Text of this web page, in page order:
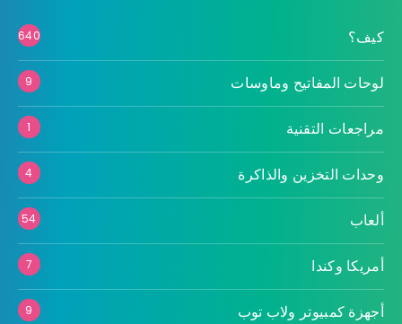
كيف؟ 640
لوحات المفاتيح وماوسات 9
مراجعات التقنية 1
وحدات التخزين والذاكرة 4
ألعاب 54
أمريكا وكندا 7
أجهزة كمبيوتر ولاب توب 9